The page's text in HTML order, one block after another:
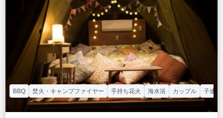
BBQ 焚火・キャンプファイヤー 手持ち花火 海水浴 カップル 子連れ